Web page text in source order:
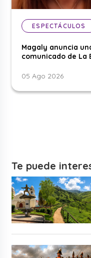
ESPECTÁCULOS
Magaly anuncia
comunicado de La
05 Ago 2026
Te puede